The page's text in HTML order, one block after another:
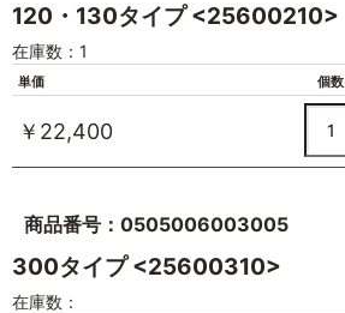
120・130タイプ <25600210>
在庫数：1
単価 個数
￥22,400
商品番号：0505006003005
300タイプ <25600310>
在庫数：